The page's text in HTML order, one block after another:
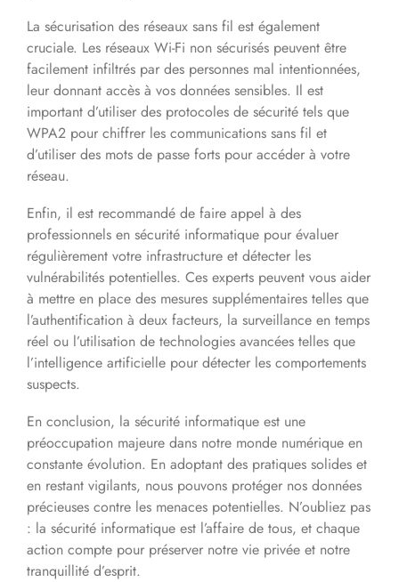
La sécurisation des réseaux sans fil est également
cruciale. Les réseaux Wi-Fi non sécurisés peuvent être
facilement infiltrés par des personnes mal intentionnées,
leur donnant accès à vos données sensibles. Il est
important d’utiliser des protocoles de sécurité tels que
WPA2 pour chiffrer les communications sans fil et
d’utiliser des mots de passe forts pour accéder à votre
réseau.
Enfin, il est recommandé de faire appel à des
professionnels en sécurité informatique pour évaluer
régulièrement votre infrastructure et détecter les
vulnérabilités potentielles. Ces experts peuvent vous aider
à mettre en place des mesures supplémentaires telles que
l’authentification à deux facteurs, la surveillance en temps
réel ou l’utilisation de technologies avancées telles que
l’intelligence artificielle pour détecter les comportements
suspects.
En conclusion, la sécurité informatique est une
préoccupation majeure dans notre monde numérique en
constante évolution. En adoptant des pratiques solides et
en restant vigilants, nous pouvons protéger nos données
précieuses contre les menaces potentielles. N’oubliez pas
: la sécurité informatique est l’affaire de tous, et chaque
action compte pour préserver notre vie privée et notre
tranquillité d’esprit.